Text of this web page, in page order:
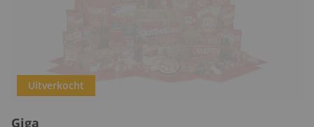
Uitverkocht
Giga